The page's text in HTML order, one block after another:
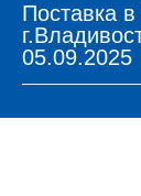
Поставка
05.09.2025